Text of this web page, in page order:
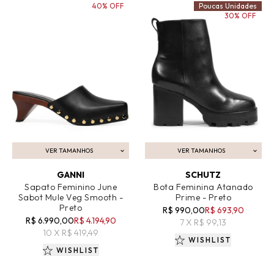
VER TAMANHOS
ADICIONAR AO CARRINHO
GANNI
Sapato Feminino June
Sabot Mule Veg Smooth -
Preto
R$ 6.990,00R$ 4.194,90
10 X R$ 419,49
40% OFF
WISHLIST
VER TAMANHOS
ADICIONAR AO CARRINHO
SCHUTZ
Bota Feminina Atanado
Prime - Preto
R$ 990,00R$ 693,90
7 X R$ 99,13
Poucas Unidades
30% OFF
WISHLIST